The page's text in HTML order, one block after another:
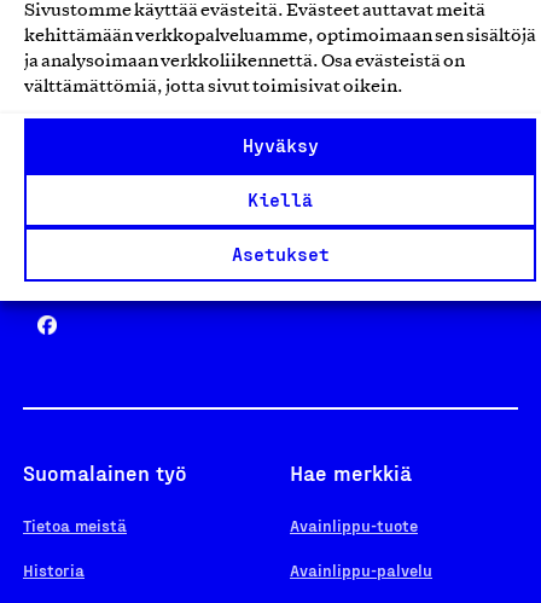
Sivustomme käyttää evästeitä. Evästeet auttavat meitä
kehittämään verkkopalveluamme, optimoimaan sen sisältöjä
ja analysoimaan verkkoliikennettä. Osa evästeistä on
välttämättömiä, jotta sivut toimisivat oikein.
Hyväksy
Kiellä
Asetukset
Avainlippu
Yhteiskunnallinen Yritys -merkki
Suomalainen työ
Tietoa meistä
Historia
Hae merkkiä
Avainlippu-tuote
Avainlippu-palvelu